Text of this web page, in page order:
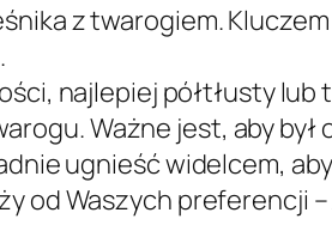
z twarogiem.
najlepiej półtłusty lub
Ważne jest, aby
ugnieść widelcem,
od Waszych preferencji